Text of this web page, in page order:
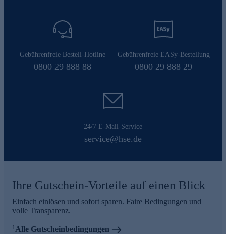
Gebührenfreie Bestell-Hotline
0800 29 888 88
Gebührenfreie EASy-Bestellung
0800 29 888 29
24/7 E-Mail-Service
service@hse.de
Ihre Gutschein-Vorteile auf einen Blick
Einfach einlösen und sofort sparen. Faire Bedingungen und
volle Transparenz.
1Alle Gutscheinbedingungen